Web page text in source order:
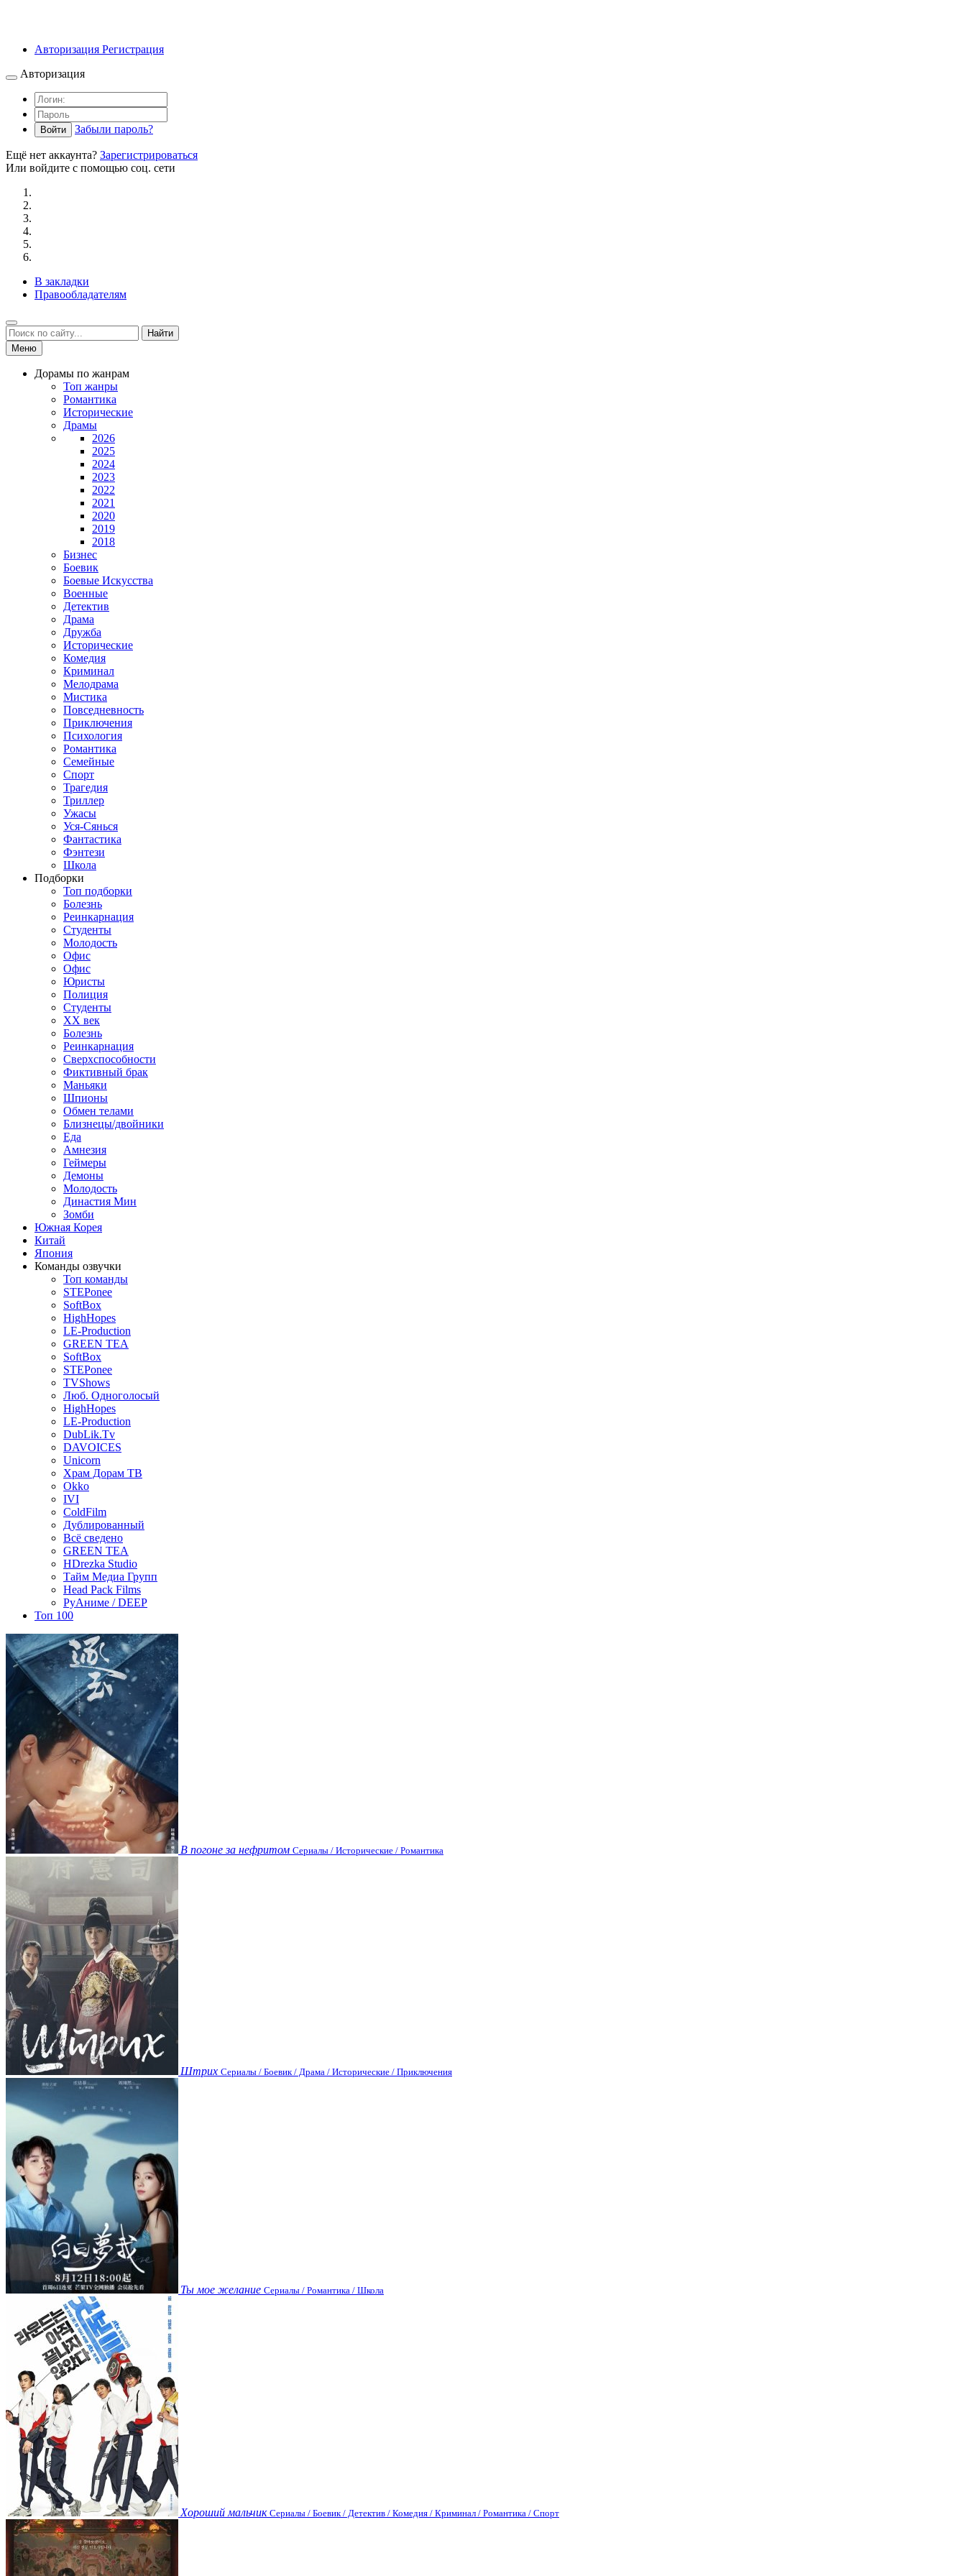
Авторизация Регистрация
Авторизация
Войти Забыли пароль?
Ещё нет аккаунта? Зарегистрироваться
Или войдите с помощью соц. сети
В закладки
Правообладателям
Найти
Меню
Дорамы по жанрам
Топ жанры
Романтика
Исторические
Драмы
2026
2025
2024
2023
2022
2021
2020
2019
2018
Бизнес
Боевик
Боевые Искусства
Военные
Детектив
Драма
Дружба
Исторические
Комедия
Криминал
Мелодрама
Мистика
Повседневность
Приключения
Психология
Романтика
Семейные
Спорт
Трагедия
Триллер
Ужасы
Уся-Сянься
Фантастика
Фэнтези
Школа
Подборки
Топ подборки
Болезнь
Реинкарнация
Студенты
Молодость
Офис
Офис
Юристы
Полиция
Студенты
ХХ век
Болезнь
Реинкарнация
Сверхспособности
Фиктивный брак
Маньяки
Шпионы
Обмен телами
Близнецы/двойники
Еда
Амнезия
Геймеры
Демоны
Молодость
Династия Мин
Зомби
Южная Корея
Китай
Япония
Команды озвучки
Топ команды
STEPonee
SoftBox
HighHopes
LE-Production
GREEN TEA
SoftBox
STEPonee
TVShows
Люб. Одноголосый
HighHopes
LE-Production
DubLik.Tv
DAVOICES
Unicorn
Храм Дорам ТВ
Okko
IVI
ColdFilm
Дублированный
Всё сведено
GREEN TEA
HDrezka Studio
Тайм Медиа Групп
Head Pack Films
РуАниме / DEEP
Топ 100
В погоне за нефритом Сериалы / Исторические / Романтика
Штрих Сериалы / Боевик / Драма / Исторические / Приключения
Ты мое желание Сериалы / Романтика / Школа
Хороший мальчик Сериалы / Боевик / Детектив / Комедия / Криминал / Романтика / Спорт